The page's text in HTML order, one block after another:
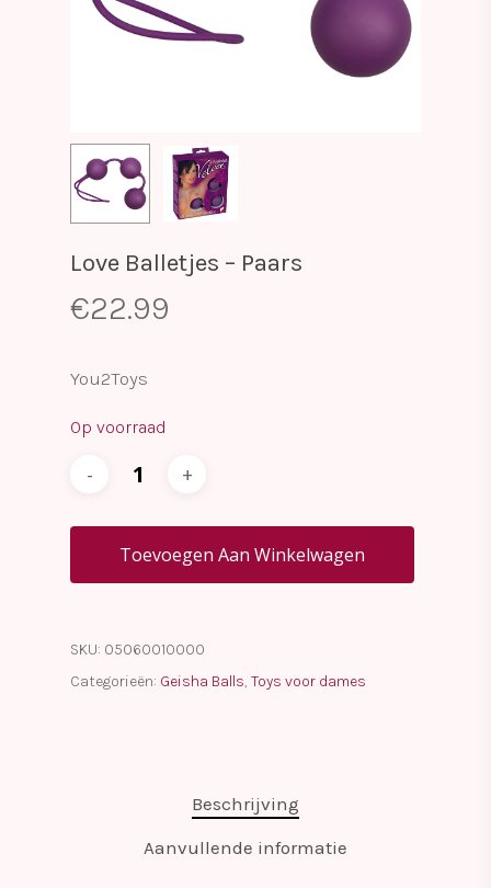
Love Balletjes – Paars
€22.99
You2Toys
Op voorraad
Toevoegen Aan Winkelwagen
SKU: 05060010000
Categorieën: Geisha Balls, Toys voor dames
Beschrijving
Aanvullende informatie